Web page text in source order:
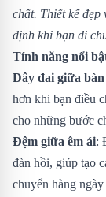
chất. Thiết kế
định khi bạn di
Tính năng nổi
Dây đai giữa bàn
hơn khi bạn điều
cho những bước
Đệm giữa êm ái:
đàn hồi, giúp tạo
chuyển hàng